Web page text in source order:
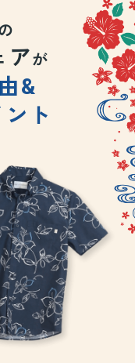
アが
&
ト